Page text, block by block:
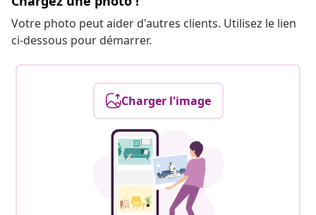
Votre photo peut aider d'autres clients. Utilisez le lien
ci-dessous pour démarrer.
Charger l'image